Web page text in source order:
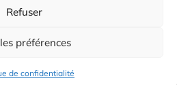
Refuser
préférences
de confidentialité
Radio Calade